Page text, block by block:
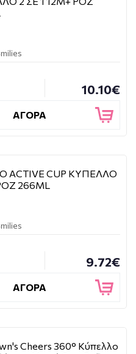
10.10€
ΑΓΟΡΑ
ACTIVE CUP ΚΥΠΕΛΛΟ
266ML
9.72€
ΑΓΟΡΑ
Cheers 360° Κύπελλο